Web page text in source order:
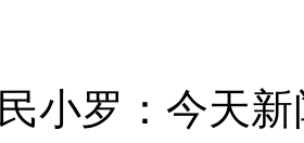
罗：今天新